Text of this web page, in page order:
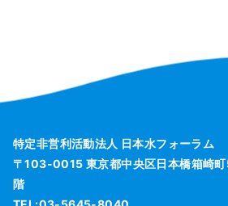
特定非営利活動法人 日本水フォーラム
〒103-0015 東京都中央区日本橋箱崎
階